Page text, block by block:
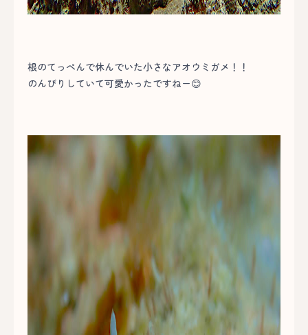
根のてっぺんで休んでいた小さなアオウミガメ！！
のんびりしていて可愛かったですねー😊